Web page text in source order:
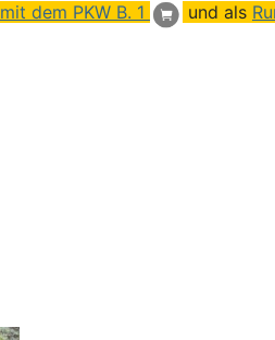
dem PKW B. 1 und als